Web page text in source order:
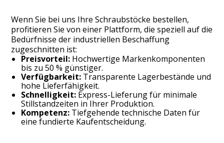
Wenn Sie bei uns Ihre Schraubstöcke bestellen,
profitieren Sie von einer Plattform, die speziell auf die
Bedürfnisse der industriellen Beschaffung
zugeschnitten ist:
Preisvorteil:Hochwertige Markenkomponenten
bis zu 50 % günstiger.
Verfügbarkeit:Transparente Lagerbestände und
hohe Lieferfähigkeit.
Schnelligkeit:Express-Lieferung für minimale
Stillstandzeiten in Ihrer Produktion.
Kompetenz:Tiefgehende technische Daten für
eine fundierte Kaufentscheidung.